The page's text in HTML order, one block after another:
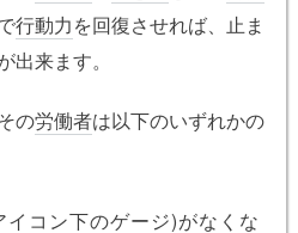
行動力を回復させれば、止ま
出来ます。
の労働者は以下のいずれかの
イコン下のゲージ)がなくな